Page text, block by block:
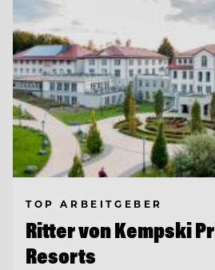
TOP ARBEITGEBER
Ritter von Kempski
Resorts